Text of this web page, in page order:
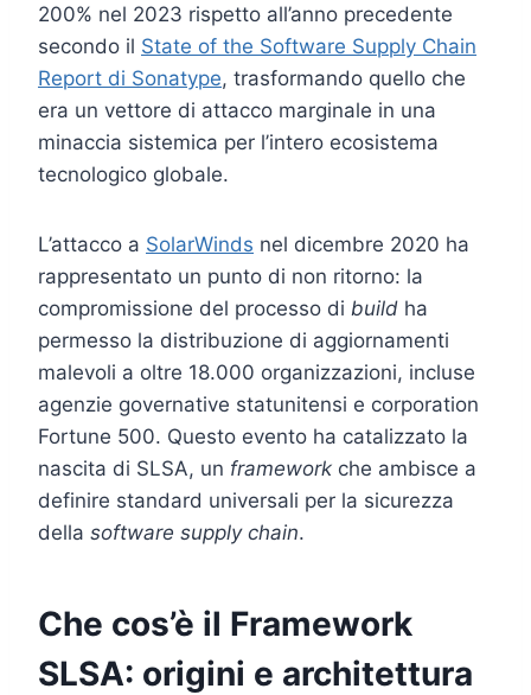
200% nel 2023 rispetto all’anno precedente
secondo il State of the Software Supply Chain
Report di Sonatype, trasformando quello che
era un vettore di attacco marginale in una
minaccia sistemica per l’intero ecosistema
tecnologico globale.
L’attacco a SolarWinds nel dicembre 2020 ha
rappresentato un punto di non ritorno: la
compromissione del processo di build ha
permesso la distribuzione di aggiornamenti
malevoli a oltre 18.000 organizzazioni, incluse
agenzie governative statunitensi e corporation
Fortune 500. Questo evento ha catalizzato la
nascita di SLSA, un framework che ambisce a
definire standard universali per la sicurezza
della software supply chain.
Che cos’è il Framework
SLSA: origini e architettura